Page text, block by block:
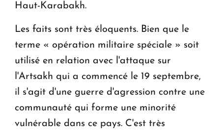
Haut-Karabakh.
Les faits sont très éloquents. Bien que le
terme « opération militaire spéciale » soit
utilisé en relation avec l'attaque sur
l'Artsakh qui a commencé le 19 septembre,
il s'agit d'une guerre d'agression contre une
communauté qui forme une minorité
vulnérable dans ce pays. C'est très